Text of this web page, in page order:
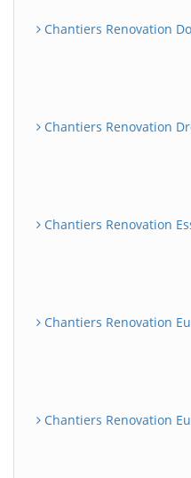
Chantiers Renovation
Chantiers Renovation
Chantiers Renovation
Chantiers Renovation
Chantiers Renovation